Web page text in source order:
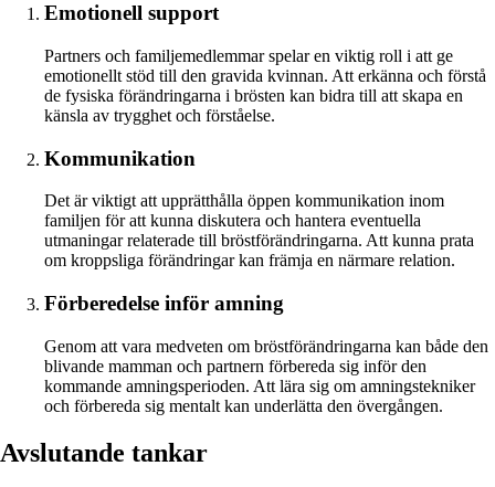
Emotionell support
Partners och familjemedlemmar spelar en viktig roll i att ge
emotionellt stöd till den gravida kvinnan. Att erkänna och förstå
de fysiska förändringarna i brösten kan bidra till att skapa en
känsla av trygghet och förståelse.
Kommunikation
Det är viktigt att upprätthålla öppen kommunikation inom
familjen för att kunna diskutera och hantera eventuella
utmaningar relaterade till bröstförändringarna. Att kunna prata
om kroppsliga förändringar kan främja en närmare relation.
Förberedelse inför amning
Genom att vara medveten om bröstförändringarna kan både den
blivande mamman och partnern förbereda sig inför den
kommande amningsperioden. Att lära sig om amningstekniker
och förbereda sig mentalt kan underlätta den övergången.
Avslutande tankar